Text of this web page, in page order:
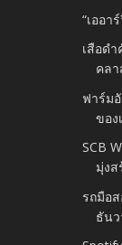
“เออา
เสือด
คลา
ฟาร์ม
ของ
SCB
มุ่งส
รถมือ
ธันว